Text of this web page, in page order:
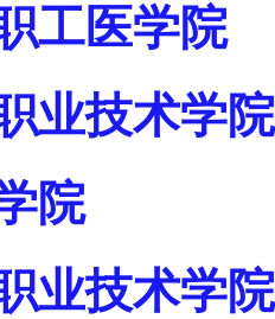
工医学院
业技术学院
院
业技术学院